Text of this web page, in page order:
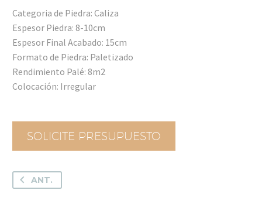
Categoria de Piedra: Caliza
Espesor Piedra: 8-10cm
Espesor Final Acabado: 15cm
Formato de Piedra: Paletizado
Rendimiento Palé: 8m2
Colocación: Irregular
SOLICITE PRESUPUESTO
ANT.